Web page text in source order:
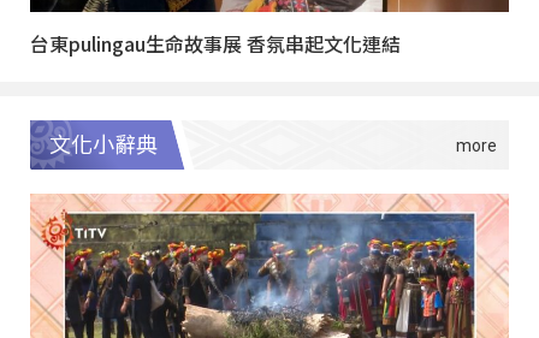
台東pulingau生命故事展 香氛串起文化連結
文化小辭典